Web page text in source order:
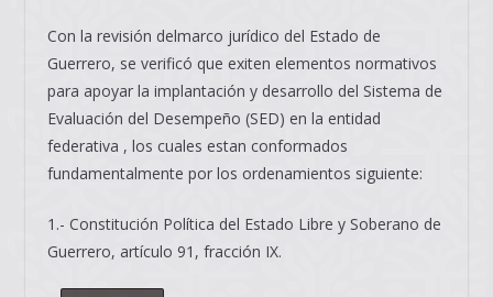
Con la revisión delmarco jurídico del Estado de
Guerrero, se verificó que exiten elementos normativos
para apoyar la implantación y desarrollo del Sistema de
Evaluación del Desempeño (SED) en la entidad
federativa , los cuales estan conformados
fundamentalmente por los ordenamientos siguiente:
1.- Constitución Política del Estado Libre y Soberano de
Guerrero, artículo 91, fracción IX.